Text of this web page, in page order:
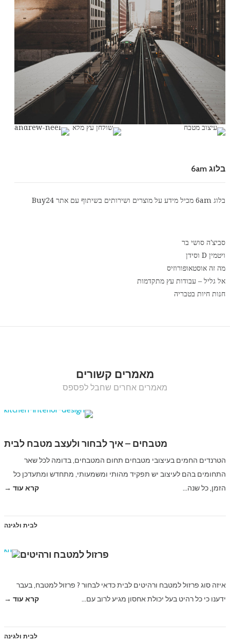
בלוג 6am
בלוג 6am מכיל מידע על מוצרים ושירותים בשיתוף עם אתר Buy24
סביצ'ה סושי בר
ויטמין D וסידן
מה זה אוסטאופורוזיס
אל גליל – עבודות עץ מתקדמות
חנות חיות בטבריה
מאמרים קשורים
מאמרים אחרים שחבל לפספס
מטבחים – איך לבחור ולעצב מטבח לבית
הטרנדים החמים בעיצובי מטבחים תחום המטבחים, בדומה לכל שאר
התחומים בהם לעיצוב יש תפקיד מהותי ומשמעותי, מתחדש ומתעדכן כל
הזמן, כל שנה…
קרא עוד →
לבית ולגינה
פרזול למטבח ורהיטים
איזה סוג פרזול למטבח ורהיטים לבית כדאי לבחור ? פרזול למטבח, בעבר
ידענו כי כל רהיט בעל יכולת אחסון מגיע לרוב עם…
קרא עוד →
לבית ולגינה